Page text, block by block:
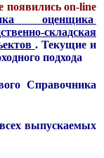
появились on-line
оценщика
складская
. Текущие и
подхода
Справочника
выпускаемых